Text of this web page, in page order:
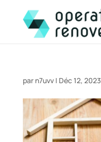
par n7uvv| Déc 12, 2023